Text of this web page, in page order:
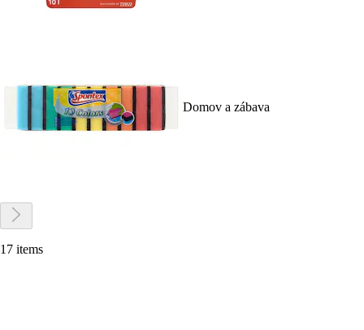
Domov a zábava
17 items